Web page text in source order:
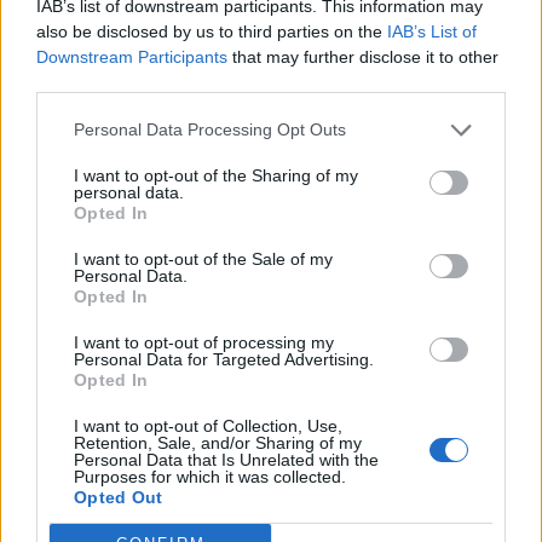
IAB’s list of downstream participants. This information may
also be disclosed by us to third parties on the IAB’s List of
Downstream Participants that may further disclose it to other
Personal Data Processing Opt Outs
I want to opt-out of the Sharing of my
personal data.
Opted In
I want to opt-out of the Sale of my
Personal Data.
Opted In
I want to opt-out of processing my
Personal Data for Targeted Advertising.
Opted In
I want to opt-out of Collection, Use,
Retention, Sale, and/or Sharing of my
Personal Data that Is Unrelated with the
Purposes for which it was collected.
Opted Out
Comércio Internacional de Bens divulgadas a 9 de
agosto pelo INE – Instituto Nacional de Estatística.
Foto: DR.
DESTAQUE
EXPORTAÇÃO
PRÓXIMO
policial em Sacavém
NÃO PERCA
Lagos revive a tradição do Banho 29 com muita festa
genéticas na espécie humana. A adaptação observada,
afirma, ocorre por meio da neuroplasticidade, processo
“O principal desafio é preservar a capacidade de reflexão
profunda em um contexto marcado pela abundância de
informações e pela rápida evolução tecnológica. O
potencial cognitivo humano permanece, mas o seu
desenvolvimento depende de como o cérebro é
exercitado no cotidiano”, finalizou Fabiano de Abreu
Agrela Rodrigues.
Ígor Lopes
Por Ígor Lopes
dias 18 e 26 de julho, no Clube de Ténis do Estoril, em
Cascais, a oeste de Lisboa, assinalando o regresso da
competição ao circuito “ATP Tour” na categoria “ATP
circuito “Challenger”. O francês Luca Van Assche
conquistou o primeiro título ATP da carreira ao
uma edição marcada pela elevada competitividade, pela
forte presença de tenistas portugueses e pela projeção
O torneio arrancou com a fase de qualificação, nos dias
18 e 19 de julho, reunindo dezenas de atletas em busca
de um lugar no quadro principal. A cerimónia de